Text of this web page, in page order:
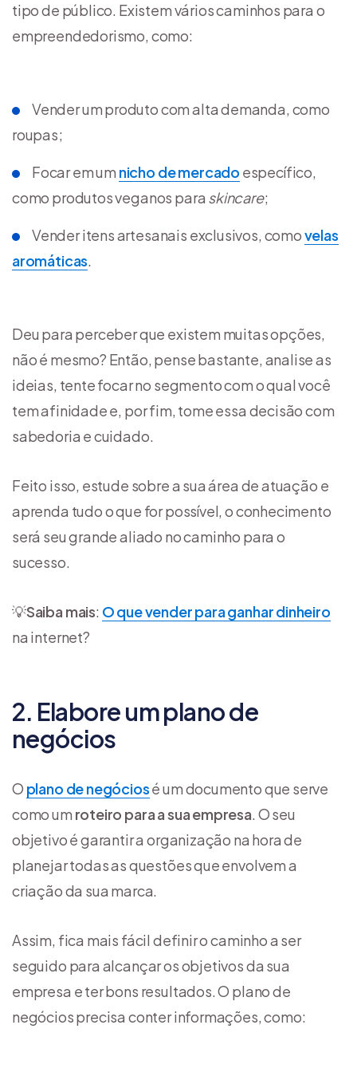
tipo de público. Existem vários caminhos para o
empreendedorismo, como:
Vender um produto com alta demanda, como
roupas;
Focar em um nicho de mercado específico,
como produtos veganos para skincare;
Vender itens artesanais exclusivos, comovelas
aromáticas.
Deu para perceber que existem muitas opções,
não é mesmo? Então, pense bastante, analise as
ideias, tente focar no segmento com o qual você
tem afinidade e, por fim, tome essa decisão com
sabedoria e cuidado.
Feito isso, estude sobre a sua área de atuação e
aprenda tudo o que for possível, o conhecimento
será seu grande aliado no caminho para o
sucesso.
💡Saiba mais: O que vender para ganhar dinheiro
na internet?
2. Elabore um plano de
negócios
O plano de negóciosé um documento que serve
como um roteiro para a sua empresa. O seu
objetivo é garantir a organização na hora de
planejar todas as questões que envolvem a
criação da sua marca.
Assim, fica mais fácil definir o caminho a ser
seguido para alcançar os objetivos da sua
empresa e ter bons resultados. O plano de
negócios precisa conter informações, como: